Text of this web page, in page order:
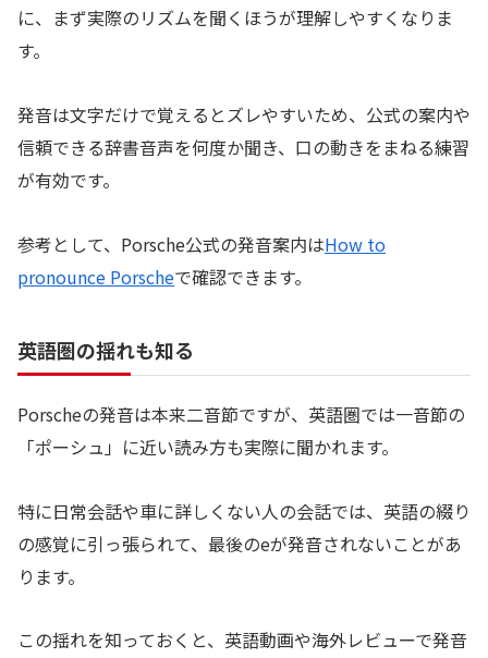
に、まず実際のリズムを聞くほうが理解しやすくなりま
す。
発音は文字だけで覚えるとズレやすいため、公式の案内や
信頼できる辞書音声を何度か聞き、口の動きをまねる練習
が有効です。
参考として、Porsche公式の発音案内はHow to
pronounce Porscheで確認できます。
英語圏の揺れも知る
Porscheの発音は本来二音節ですが、英語圏では一音節の
「ポーシュ」に近い読み方も実際に聞かれます。
特に日常会話や車に詳しくない人の会話では、英語の綴り
の感覚に引っ張られて、最後のeが発音されないことがあ
ります。
この揺れを知っておくと、英語動画や海外レビューで発音